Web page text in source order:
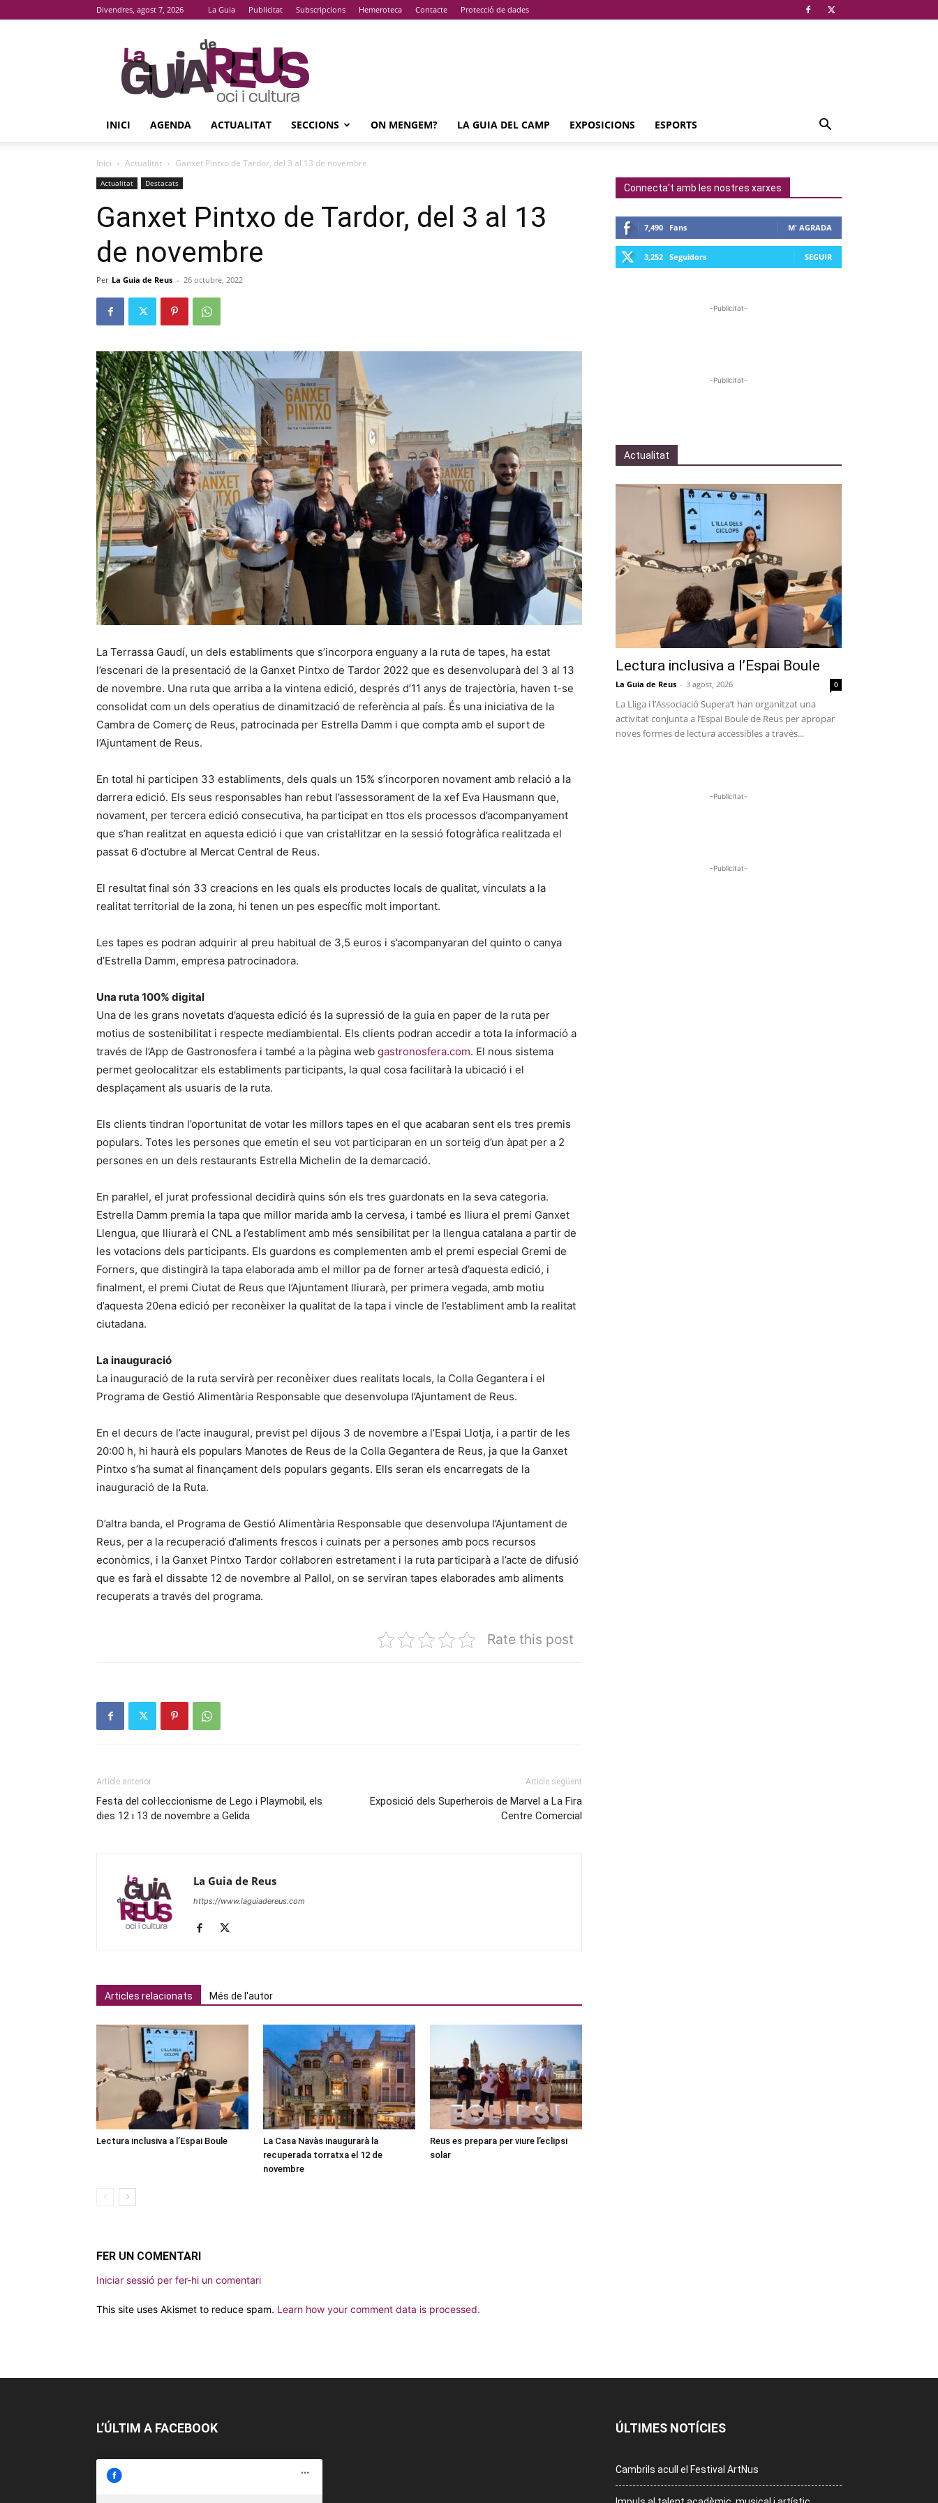
Divendres, agost 7, 2026 La Guia Publicitat Subscripcions Hemeroteca Contacte Protecció de dades
La
Guia
De
Reus
INICI AGENDA ACTUALITAT SECCIONS ON MENGEM? LA GUIA DEL CAMP EXPOSICIONS ESPORTS
Inici Actualitat Ganxet Pintxo de Tardor, del 3 al 13 de novembre
Actualitat Destacats
Ganxet Pintxo de Tardor, del 3 al 13
de novembre
Per La Guia de Reus - 26 octubre, 2022
La Terrassa Gaudí, un dels establiments que s’incorpora enguany a la ruta de tapes, ha estat
l’escenari de la presentació de la Ganxet Pintxo de Tardor 2022 que es desenvoluparà del 3 al 13
de novembre. Una ruta que arriba a la vintena edició, després d’11 anys de trajectòria, haven t-se
consolidat com un dels operatius de dinamització de referència al país. És una iniciativa de la
Cambra de Comerç de Reus, patrocinada per Estrella Damm i que compta amb el suport de
l’Ajuntament de Reus.
En total hi participen 33 establiments, dels quals un 15% s’incorporen novament amb relació a la
darrera edició. Els seus responsables han rebut l’assessorament de la xef Eva Hausmann que,
novament, per tercera edició consecutiva, ha participat en ttos els processos d’acompanyament
que s’han realitzat en aquesta edició i que van cristal·litzar en la sessió fotogràfica realitzada el
passat 6 d’octubre al Mercat Central de Reus.
El resultat final són 33 creacions en les quals els productes locals de qualitat, vinculats a la
realitat territorial de la zona, hi tenen un pes específic molt important.
Les tapes es podran adquirir al preu habitual de 3,5 euros i s’acompanyaran del quinto o canya
d’Estrella Damm, empresa patrocinadora.
Una ruta 100% digital
Una de les grans novetats d’aquesta edició és la supressió de la guia en paper de la ruta per
motius de sostenibilitat i respecte mediambiental. Els clients podran accedir a tota la informació a
través de l’App de Gastronosfera i també a la pàgina web gastronosfera.com. El nous sistema
permet geolocalitzar els establiments participants, la qual cosa facilitarà la ubicació i el
desplaçament als usuaris de la ruta.
Els clients tindran l’oportunitat de votar les millors tapes en el que acabaran sent els tres premis
populars. Totes les persones que emetin el seu vot participaran en un sorteig d’un àpat per a 2
persones en un dels restaurants Estrella Michelin de la demarcació.
En paral·lel, el jurat professional decidirà quins són els tres guardonats en la seva categoria.
Estrella Damm premia la tapa que millor marida amb la cervesa, i també es lliura el premi Ganxet
Llengua, que lliurarà el CNL a l’establiment amb més sensibilitat per la llengua catalana a partir de
les votacions dels participants. Els guardons es complementen amb el premi especial Gremi de
Forners, que distingirà la tapa elaborada amb el millor pa de forner artesà d’aquesta edició, i
finalment, el premi Ciutat de Reus que l’Ajuntament lliurarà, per primera vegada, amb motiu
d’aquesta 20ena edició per reconèixer la qualitat de la tapa i vincle de l’establiment amb la realitat
ciutadana.
La inauguració
La inauguració de la ruta servirà per reconèixer dues realitats locals, la Colla Gegantera i el
Programa de Gestió Alimentària Responsable que desenvolupa l’Ajuntament de Reus.
En el decurs de l’acte inaugural, previst pel dijous 3 de novembre a l’Espai Llotja, i a partir de les
20:00 h, hi haurà els populars Manotes de Reus de la Colla Gegantera de Reus, ja que la Ganxet
Pintxo s’ha sumat al finançament dels populars gegants. Ells seran els encarregats de la
inauguració de la Ruta.
D’altra banda, el Programa de Gestió Alimentària Responsable que desenvolupa l’Ajuntament de
Reus, per a la recuperació d’aliments frescos i cuinats per a persones amb pocs recursos
econòmics, i la Ganxet Pintxo Tardor col·laboren estretament i la ruta participarà a l’acte de difusió
que es farà el dissabte 12 de novembre al Pallol, on se serviran tapes elaborades amb aliments
recuperats a través del programa.
Rate this post
Article anterior
Festa del col·leccionisme de Lego i Playmobil, els
dies 12 i 13 de novembre a Gelida
Article següent
Exposició dels Superherois de Marvel a La Fira
Centre Comercial
La Guia de Reus
https://www.laguiadereus.com
Articles relacionats Més de l'autor
Lectura inclusiva a l’Espai Boule
La Casa Navàs inaugurarà la
recuperada torratxa el 12 de
novembre
Reus es prepara per viure l’eclipsi
solar
FER UN COMENTARI
Iniciar sessió per fer-hi un comentari
This site uses Akismet to reduce spam. Learn how your comment data is processed.
Connecta't amb les nostres xarxes
7,490 Fans M' AGRADA
3,252 Seguidors SEGUIR
-Publicitat-
-Publicitat-
Actualitat
Lectura inclusiva a l’Espai Boule
La Guia de Reus - 3 agost, 2026 0
La Lliga i l’Associació Supera’t han organitzat una
activitat conjunta a l’Espai Boule de Reus per apropar
noves formes de lectura accessibles a través...
-Publicitat-
-Publicitat-
L’ÚLTIM A FACEBOOK ÚLTIMES NOTÍCIES
Cambrils acull el Festival ArtNus